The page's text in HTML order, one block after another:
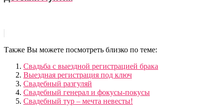
Также Вы можете посмотреть близко по теме:
Свадьба с выездной регистрацией брака
Выездная регистрация под ключ
Свадебный разгуляй
Свадебный генерал и фокусы-покусы
Свадебный тур – мечта невесты!